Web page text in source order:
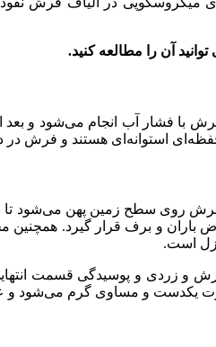
آن را مطالعه کنید.
با فشار آب انجام می‌شود و
استوانه‌ای هستند و فرش در
سطح زمین پهن می‌شود تا
و برف قرار گیرد.
است.
زردی و پوسیدگی قسمت
یکدست و مساوی گرم می‌شود و